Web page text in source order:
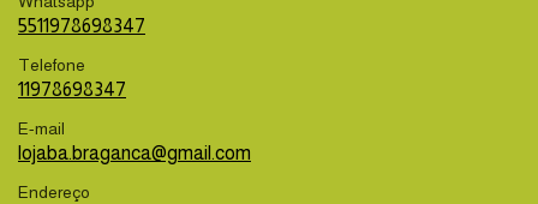
5511978698347
Telefone
11978698347
E-mail
lojaba.braganca@gmail.com
Endereço